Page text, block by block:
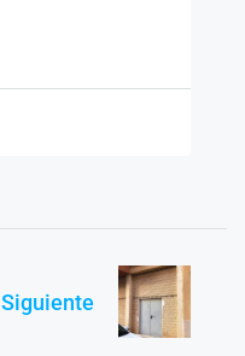
Siguiente